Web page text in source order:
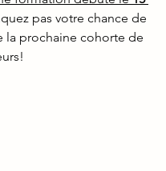
pas votre chance de
la prochaine cohorte de